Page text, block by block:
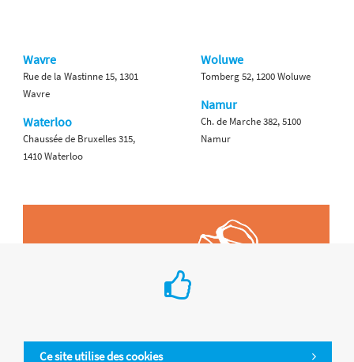
Ce site utilise des cookies
Wavre
Rue de la Wastinne 15, 1301
Wavre
Waterloo
Chaussée de Bruxelles 315,
1410 Waterloo
Woluwe
Tomberg 52, 1200 Woluwe
Namur
Ch. de Marche 382, 5100
Namur